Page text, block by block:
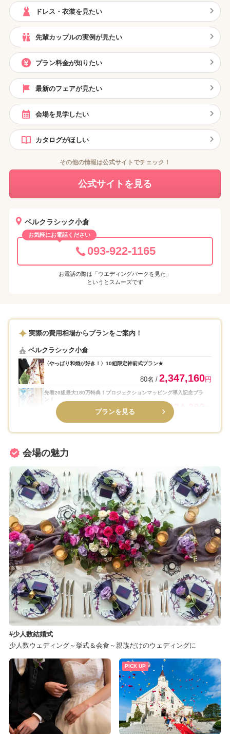
ドレス・衣装を見たい
先輩カップルの実例が見たい
プラン料金が知りたい
最新のフェアが見たい
会場を見学したい
カタログがほしい
その他の情報は公式サイトでチェック！
公式サイトを見る
ベルクラシック小倉
お気軽にお電話ください
093-922-1165
お電話の際は「ウエディングパークを見た」
というとスムーズです
実際の費用相場からプランをご案内！
ベルクラシック小倉
〈やっぱり和婚が好き！〉10組限定神前式プラン★
80名 2,347,160円
先着20組最大180万特典！プロジェクションマッピング導入記念プラ
ン！
2,624,360
プランを見る
会場の魅力
少人数結婚式
少人数ウェディング～挙式＆会食～親族だけのウェディングに
PICK UP